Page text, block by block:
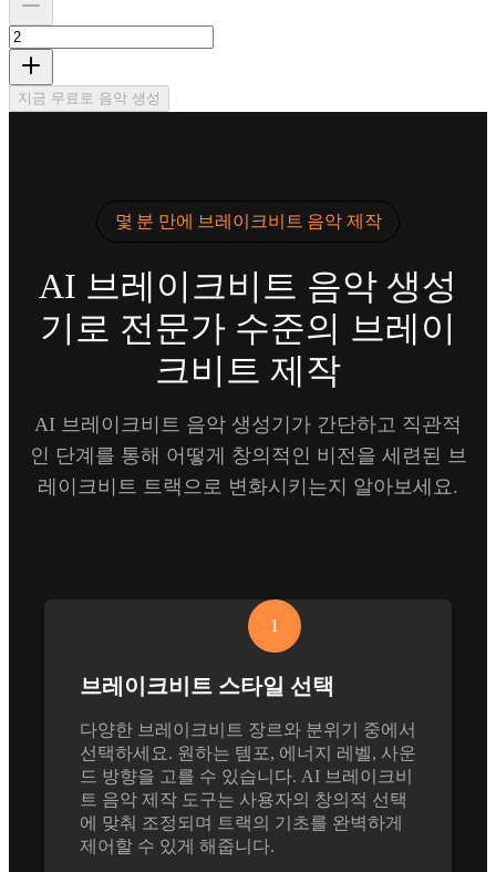
지금 무료로 음악 생성
몇 분 만에 브레이크비트 음악 제작
AI 브레이크비트 음악 생성
기로 전문가 수준의 브레이
크비트 제작
AI 브레이크비트 음악 생성기가 간단하고 직관적
인 단계를 통해 어떻게 창의적인 비전을 세련된 브
레이크비트 트랙으로 변화시키는지 알아보세요.
1
브레이크비트 스타일 선택
다양한 브레이크비트 장르와 분위기 중에서
선택하세요. 원하는 템포, 에너지 레벨, 사운
드 방향을 고를 수 있습니다. AI 브레이크비
트 음악 제작 도구는 사용자의 창의적 선택
에 맞춰 조정되며 트랙의 기초를 완벽하게
제어할 수 있게 해줍니다.